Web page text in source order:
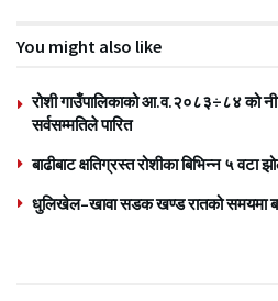
You might also like
रोशी गाउँपालिकाको आ.व.२०८३÷८४ को
सर्वसम्मतिले पारित
बाढीबाट क्षतिग्रस्त रोशीका बिभिन्न ५
धुलिखेल–खावा सडक खण्ड रातको समयमा